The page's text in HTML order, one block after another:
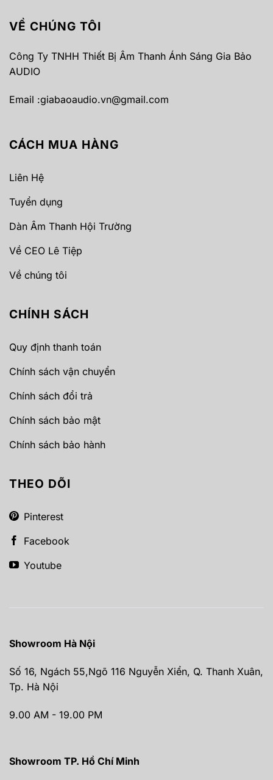
VỀ CHÚNG TÔI
Công Ty TNHH Thiết Bị Âm Thanh Ánh Sáng Gia Bảo
AUDIO
Email :giabaoaudio.vn@gmail.com
CÁCH MUA HÀNG
Liên Hệ
Tuyển dụng
Dàn Âm Thanh Hội Trường
Về CEO Lê Tiệp
Về chúng tôi
CHÍNH SÁCH
Quy định thanh toán
Chính sách vận chuyển
Chính sách đổi trả
Chính sách bảo mật
Chính sách bảo hành
THEO DÕI
Pinterest
Facebook
Youtube
Showroom Hà Nội
Số 16, Ngách 55,Ngõ 116 Nguyễn Xiển, Q. Thanh Xuân,
Tp. Hà Nội
9.00 AM - 19.00 PM
Showroom TP. Hồ Chí Minh